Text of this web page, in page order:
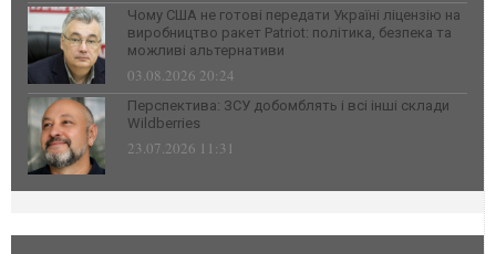
Чому США не готові передати Україні ліцензію на
виробництво ракет Patriot: політика, безпека та
можливі альтернативи
03.08.2026 20:24
Перспектива: ЗСУ добомблять і всі інші склади
Wildberries
23.07.2026 11:31